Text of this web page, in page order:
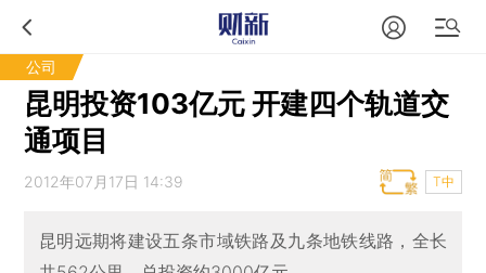
公司
昆明投资103亿元 开建四个轨道交
通项目
2012年07月17日 14:39 T中
昆明远期将建设五条市域铁路及九条地铁线路，全长